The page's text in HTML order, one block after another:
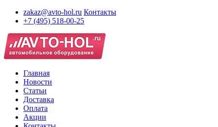
zakaz@avto-hol.ru Контакты
+7 (495) 518-00-25
Главная
Новости
Статьи
Доставка
Оплата
Акции